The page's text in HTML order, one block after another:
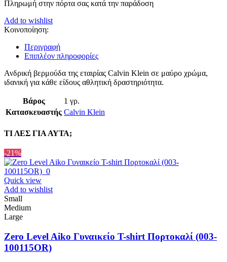
Πληρωμή στην πόρτα σας κατά την παράδοση
Add to wishlist
Κοινοποίηση:
Περιγραφή
Επιπλέον πληροφορίες
Ανδρική βερμούδα της εταιρίας Calvin Klein σε μαύρο χρώμα,
ιδανική για κάθε είδους αθλητική δραστηριότητα.
Βάρος
1 γρ.
Κατασκευαστής Calvin Klein
ΤΙ ΛΕΣ ΓΙΑ ΑΥΤΑ;
-21%
Quick view
Add to wishlist
Small
Medium
Large
Zero Level Aiko Γυναικείο T-shirt Πορτοκαλί (003-
100115OR)